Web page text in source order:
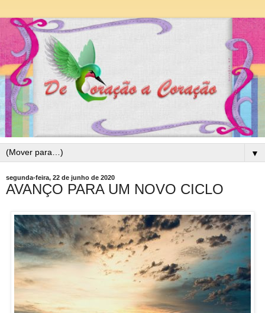
▼
segunda-feira, 22 de junho de 2020
AVANÇO PARA UM NOVO CICLO